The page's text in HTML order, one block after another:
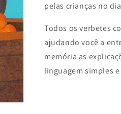
pelas crianças no
Todos os verbetes
ajudando você a
memória as
linguagem simples